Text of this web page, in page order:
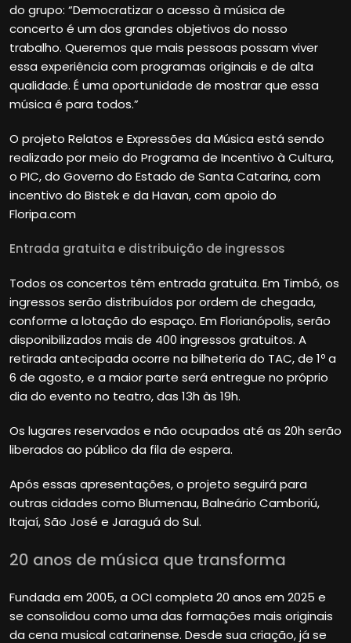
do grupo: “Democratizar o acesso à música de
concerto é um dos grandes objetivos do nosso
trabalho. Queremos que mais pessoas possam viver
essa experiência com programas originais e de alta
qualidade. É uma oportunidade de mostrar que essa
música é para todos.”
O projeto Relatos e Expressões da Música está sendo
realizado por meio do Programa de Incentivo à Cultura,
o PIC, do Governo do Estado de Santa Catarina, com
incentivo do Bistek e da Havan, com apoio do
Floripa.com
Entrada gratuita e distribuição de ingressos
Todos os concertos têm entrada gratuita. Em Timbó, os
ingressos serão distribuídos por ordem de chegada,
conforme a lotação do espaço. Em Florianópolis, serão
disponibilizados mais de 400 ingressos gratuitos. A
retirada antecipada ocorre na bilheteria do TAC, de 1º a
6 de agosto, e a maior parte será entregue no próprio
dia do evento no teatro, das 13h às 19h.
Os lugares reservados e não ocupados até as 20h serão
liberados ao público da fila de espera.
Após essas apresentações, o projeto seguirá para
outras cidades como Blumenau, Balneário Camboriú,
Itajaí, São José e Jaraguá do Sul.
20 anos de música que transforma
Fundada em 2005, a OCI completa 20 anos em 2025 e
se consolidou como uma das formações mais originais
da cena musical catarinense. Desde sua criação, já se